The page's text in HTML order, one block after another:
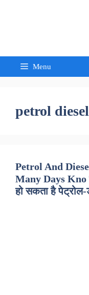
Menu
petrol
Petrol And
Many Days Kno
हो सकता है